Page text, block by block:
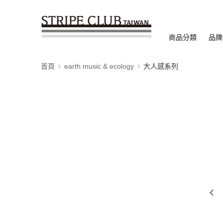
商品分類 品
首頁 earth music & ecology 大人感系列